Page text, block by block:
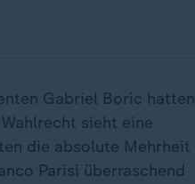
Gabriel Boric hatten
sieht eine
die absolute Mehrheit
Parisi überraschend